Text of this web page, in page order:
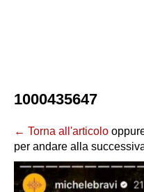
1000435647
← Torna all'articolo
per andare alla